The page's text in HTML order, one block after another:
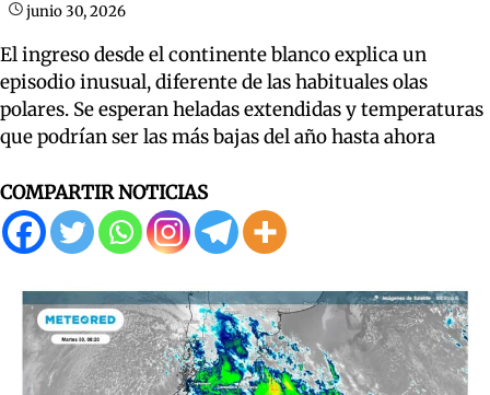
junio 30, 2026
El ingreso desde el continente blanco explica un
episodio inusual, diferente de las habituales olas
polares. Se esperan heladas extendidas y temperaturas
que podrían ser las más bajas del año hasta ahora
COMPARTIR NOTICIAS